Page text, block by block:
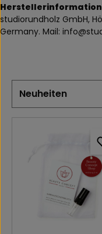
Herstellerinformation
studiorundholz GmbH,
Germany. Mail: